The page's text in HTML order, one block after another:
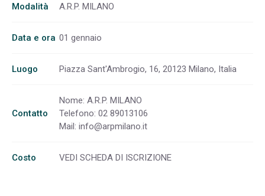
Modalità A.R.P. MILANO
Data e ora 01 gennaio
Luogo Piazza Sant'Ambrogio, 16, 20123 Milano, Italia
Contatto
Nome: A.R.P. MILANO
Telefono: 02 89013106
Mail: info@arpmilano.it
Costo VEDI SCHEDA DI ISCRIZIONE